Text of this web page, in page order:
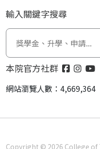
輸入關鍵字搜尋
本院官方社群
網站瀏覽人數：4,669,364
Copyright © 2026 College